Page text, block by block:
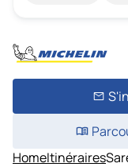
HomeItinéraires